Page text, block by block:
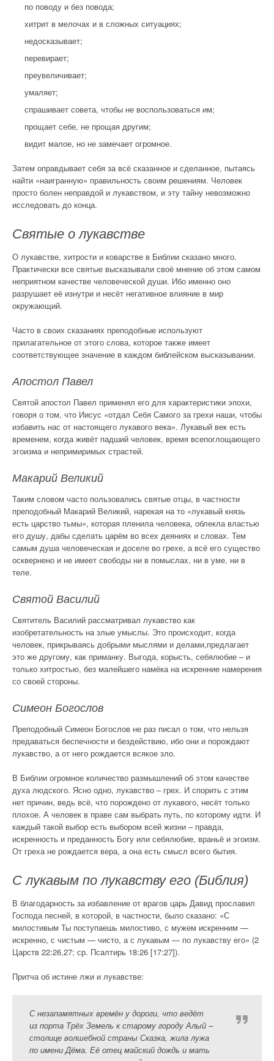
по поводу и без повода;
хитрит в мелочах и в сложных ситуациях;
недосказывает;
перевирает;
преувеличивает;
умаляет;
спрашивает совета, чтобы не воспользоваться им;
прощает себе, не прощая другим;
видит малое, но не замечает огромное.
Затем оправдывает себя за всё сказанное и сделанное, пытаясь
найти «наигранную» правильность своим решениям. Человек
просто болен неправдой и лукавством, и эту тайну невозможно
исследовать до конца.
Святые о лукавстве
О лукавстве, хитрости и коварстве в Библии сказано много.
Практически все святые высказывали своё мнение об этом самом
неприятном качестве человеческой души. Ибо именно оно
разрушает её изнутри и несёт негативное влияние в мир
окружающий.
Часто в своих сказаниях преподобные используют
прилагательное от этого слова, которое также имеет
соответствующее значение в каждом библейском высказывании.
Апостол Павел
Святой апостол Павел применял его для характеристики эпохи,
говоря о том, что Иисус «отдал Себя Самого за грехи наши, чтобы
избавить нас от настоящего лукавого века». Лукавый век есть
временем, когда живёт падший человек, время всепоглощающего
эгоизма и непримиримых страстей.
Макарий Великий
Таким словом часто пользовались святые отцы, в частности
преподобный Макарий Великий, нарекая на то «лукавый князь
есть царство тьмы», которая пленила человека, облекла властью
его душу, дабы сделать царём во всех деяниях и словах. Тем
самым душа человеческая и доселе во грехе, а всё его существо
осквернено и не имеет свободы ни в помыслах, ни в уме, ни в
теле.
Святой Василий
Святитель Василий рассматривал лукавство как
изобретательность на злые умыслы. Это происходит, когда
человек, прикрываясь добрыми мыслями и делами,предлагает
это же другому, как приманку. Выгода, корысть, себялюбие – и
только хитростью, без малейшего намёка на искренние намерения
со своей стороны.
Симеон Богослов
Преподобный Симеон Богослов не раз писал о том, что нельзя
предаваться беспечности и бездействию, ибо они и порождают
лукавство, а от него рождается всякое зло.
В Библии огромное количество размышлений об этом качестве
духа людского. Ясно одно, лукавство – грех. И спорить с этим
нет причин, ведь всё, что порождено от лукавого, несёт только
плохое. А человек в праве сам выбрать путь, по которому идти. И
каждый такой выбор есть выбором всей жизни – правда,
искренность и преданность Богу или себялюбие, враньё и эгоизм.
От греха не рождается вера, а она есть смысл всего бытия.
С лукавым по лукавству его (Библия)
В благодарность за избавление от врагов царь Давид прославил
Господа песней, в которой, в частности, было сказано: «С
милостивым Ты поступаешь милостиво, с мужем искренним —
искренно, с чистым — чисто, а с лукавым — по лукавству его» (2
Царств 22:26,27; ср. Псалтирь 18:26 [17:27]).
Притча об истине лжи и лукавстве:
С незапамятных времён у дороги, что ведёт
из порта Трёх Земель к старому городу Алый –
столице волшебной страны Сказка, жила лужа
по имени Дёма. Её отец майский дождь и мать